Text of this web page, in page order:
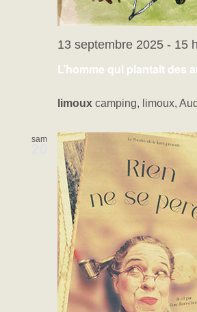
L’homme qui plantait des
13 septembre 2025 - 15
limoux camping, limoux,
sam